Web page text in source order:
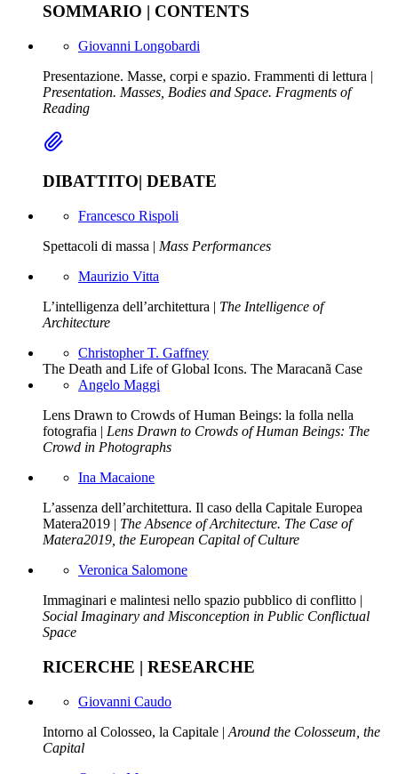
SOMMARIO | CONTENTS
Giovanni Longobardi
Presentazione. Masse, corpi e spazio. Frammenti di lettura |
Presentation. Masses, Bodies and Space. Fragments of
Reading
DIBATTITO| DEBATE
Francesco Rispoli
Spettacoli di massa | Mass Performances
Maurizio Vitta
L’intelligenza dell’architettura | The Intelligence of
Architecture
Christopher T. Gaffney
The Death and Life of Global Icons. The Maracanã Case
Angelo Maggi
Lens Drawn to Crowds of Human Beings: la folla nella
fotografia | Lens Drawn to Crowds of Human Beings: The
Crowd in Photographs
Ina Macaione
L’assenza dell’architettura. Il caso della Capitale Europea
Matera2019 | The Absence of Architecture. The Case of
Matera2019, the European Capital of Culture
Veronica Salomone
Immaginari e malintesi nello spazio pubblico di conflitto |
Social Imaginary and Misconception in Public Conflictual
Space
RICERCHE | RESEARCHE
Giovanni Caudo
Intorno al Colosseo, la Capitale | Around the Colosseum, the
Capital